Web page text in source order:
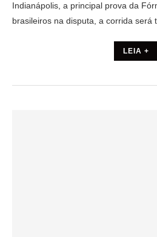
Indianápolis, a principal prova da
brasileiros na disputa, a corrida será
LEIA +